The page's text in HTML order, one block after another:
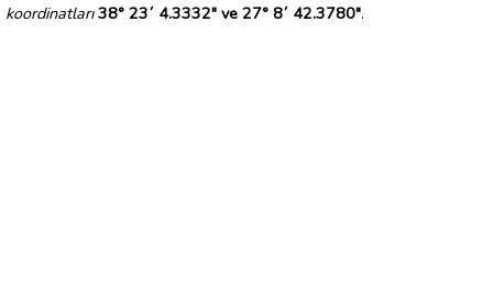
koordinatları 38° 23´ 4.3332" ve 27° 8´ 42.3780".